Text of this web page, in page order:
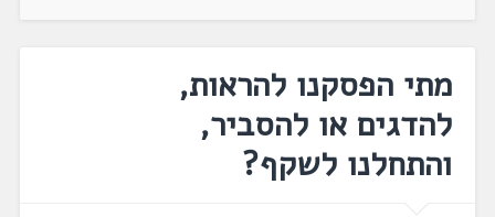
מתי הפסקנו להראות,
להדגים או להסביר,
והתחלנו לשקף?